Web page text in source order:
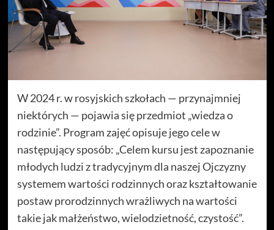
W 2024 r. w rosyjskich szkołach — przynajmniej
niektórych — pojawia się przedmiot „wiedza o
rodzinie”. Program zajęć opisuje jego cele w
następujący sposób: „Celem kursu jest zapoznanie
młodych ludzi z tradycyjnym dla naszej Ojczyzny
systemem wartości rodzinnych oraz kształtowanie
postaw prorodzinnych wrażliwych na wartości
takie jak małżeństwo, wielodzietność, czystość”.